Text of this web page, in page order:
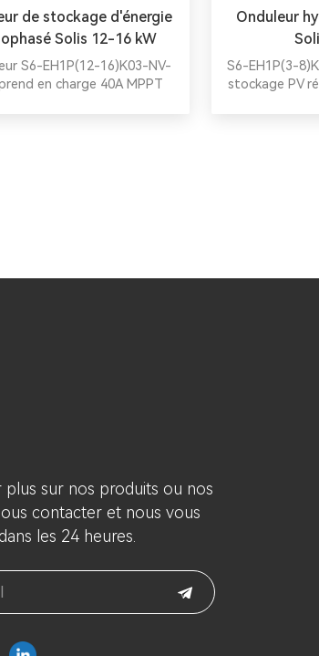
de stockage d'énergie
Solis 12-16 kW
S6-EH1P(12-16)K03-NV-
en charge 40A MPPT
Onduleur
S6-EH1P(3-
stockage PV
interface UPS
plus sur nos produits ou nos
contacter et nous vous
les 24 heures.